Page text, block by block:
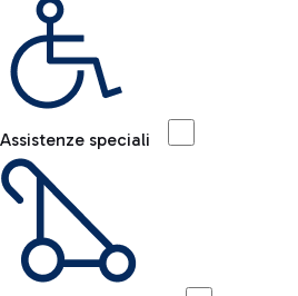
Assistenze speciali